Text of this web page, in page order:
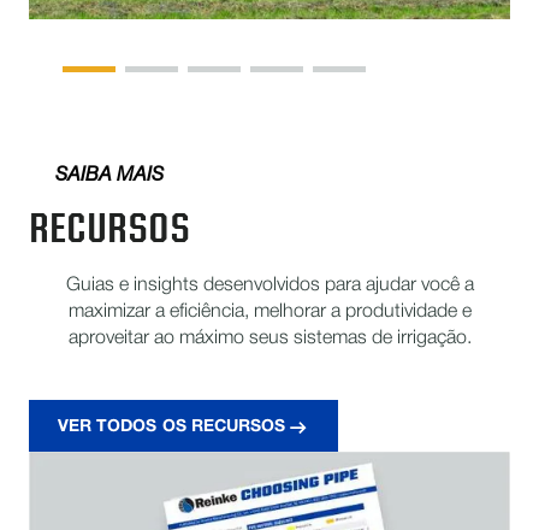
SAIBA MAIS
RECURSOS
Guias e insights desenvolvidos para ajudar você a
maximizar a eficiência, melhorar a produtividade e
aproveitar ao máximo seus sistemas de irrigação.
VER TODOS OS RECURSOS